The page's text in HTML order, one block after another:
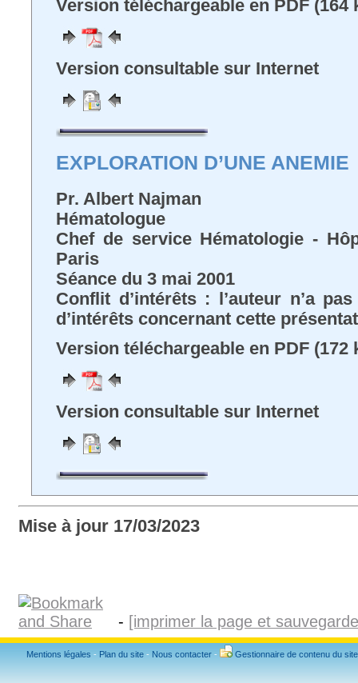
Version téléchargeable en PDF (164
Version consultable sur Internet
EXPLORATION D’UNE ANEMIE
Pr. Albert Najman
Hématologue
Chef de service Hématologie -
Paris
Séance du 3 mai 2001
Conflit d’intérêts : l’auteur n’a
d’intérêts concernant cette
Version téléchargeable en PDF (172
Version consultable sur Internet
Mise à jour 17/03/2023
- [imprimer la page et
Mentions légales - Plan du site - Nous contacter - Gestionnaire de contenu du site